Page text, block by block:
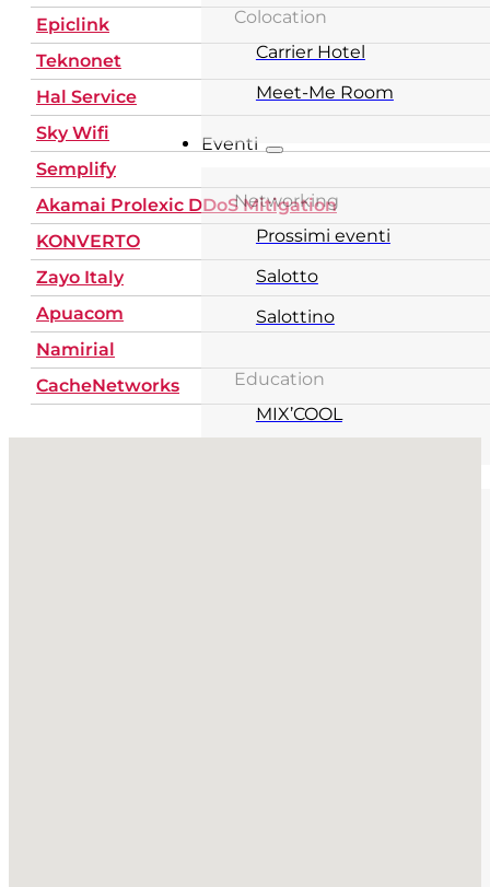
Colocation
Carrier Hotel
Meet-Me Room
Eventi
Networking
Prossimi eventi
Salotto
Salottino
Education
MIX’COOL
Epiclink
Teknonet
Hal Service
Sky Wifi
Semplify
Akamai Prolexic DDoS Mitigation
KONVERTO
Zayo Italy
Apuacom
Namirial
CacheNetworks